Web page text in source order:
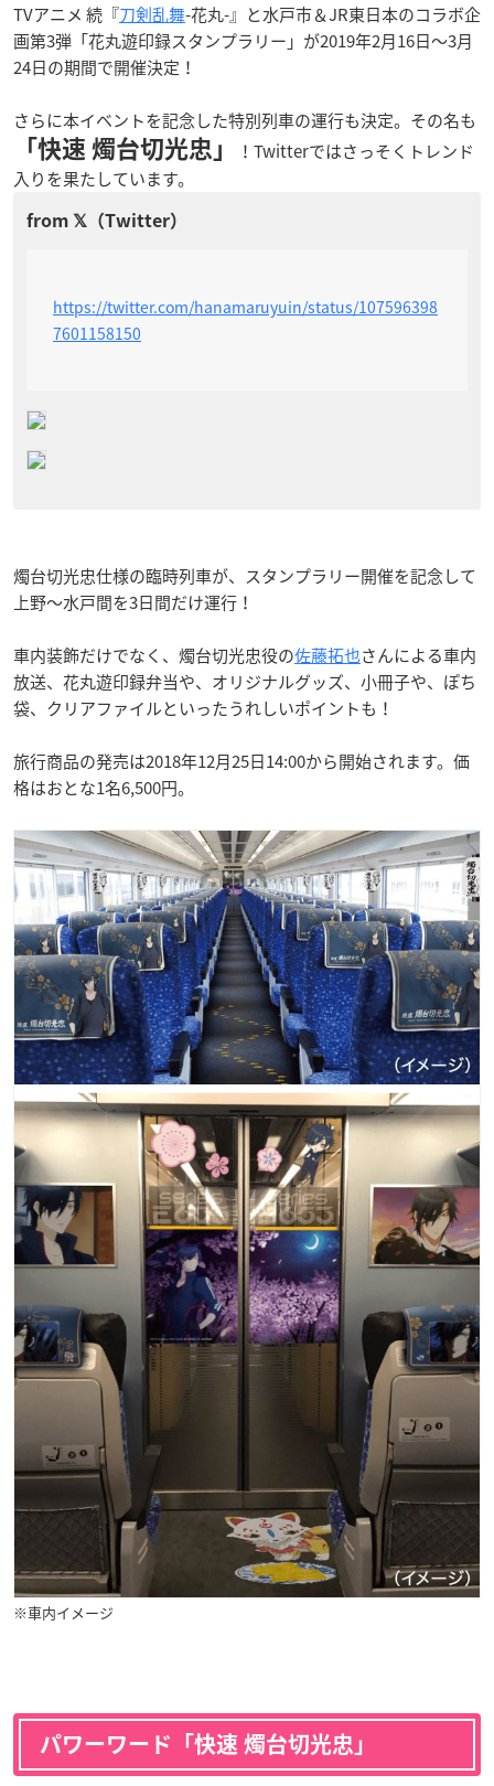
TVアニメ 続『刀剣乱舞-花丸-』と水戸市＆JR東日本のコラボ企
画第3弾「花丸遊印録スタンプラリー」が2019年2月16日〜3月
24日の期間で開催決定！
さらに本イベントを記念した特別列車の運行も決定。その名も
「快速 燭台切光忠」
！Twitterではさっそくトレンド
入りを果たしています。
https://twitter.com/hanamaruyuin/status/107596398
7601158150
燭台切光忠仕様の臨時列車が、スタンプラリー開催を記念して
上野〜水戸間を3日間だけ運行！
車内装飾だけでなく、燭台切光忠役の佐藤拓也さんによる車内
放送、花丸遊印録弁当や、オリジナルグッズ、小冊子や、ぽち
袋、クリアファイルといったうれしいポイントも！
旅行商品の発売は2018年12月25日14:00から開始されます。価
格はおとな1名6,500円。
※車内イメージ
パワーワード「快速 燭台切光忠」